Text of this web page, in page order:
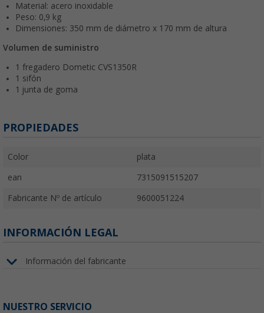
Material: acero inoxidable
Peso: 0,9 kg
Dimensiones: 350 mm de diámetro x 170 mm de altura
Volumen de suministro
1 fregadero Dometic CVS1350R
1 sifón
1 junta de goma
PROPIEDADES
Color plata
ean 7315091515207
Fabricante Nº de artículo 9600051224
INFORMACIÓN LEGAL
Información del fabricante
NUESTRO SERVICIO